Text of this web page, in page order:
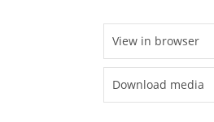
View in browser
Download media